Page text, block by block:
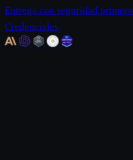
Entrega con seguridad primero
Credenciales